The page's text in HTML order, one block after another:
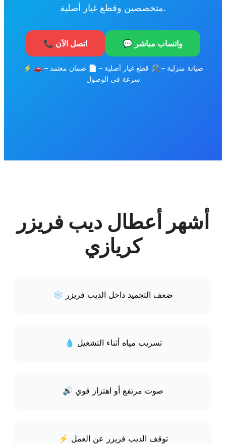
متخصصين وقطع غيار أصلية.
📞 اتصل الآن 💬 واتساب مباشر
⚡ صيانة منزلية – 🛠️ قطع غيار أصلية – 📄 ضمان معتمد – 🚗
سرعة في الوصول
أشهر أعطال ديب فريزر
كريازي
❄️ ضعف التجميد داخل الديب فريزر
💧 تسريب مياه أثناء التشغيل
🔊 صوت مرتفع أو اهتزاز قوي
⚡ توقف الديب فريزر عن العمل